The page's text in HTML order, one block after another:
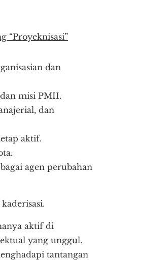
“Proyeknisasi”
dan
misi PMII.
dan
aktif.
agen perubahan
aktif di
yang unggul.
tantangan